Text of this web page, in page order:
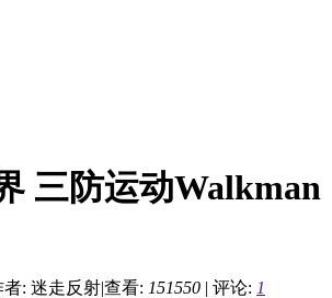
三防运动Walkman
者: 迷走反射|查看: 151550 | 评论: 1